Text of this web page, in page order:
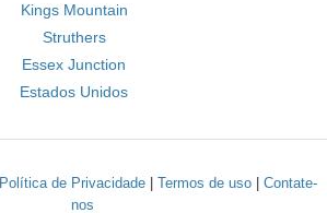
Kings Mountain
Struthers
Essex Junction
Estados Unidos
Política de Privacidade| Termos de uso| Contate-
nos